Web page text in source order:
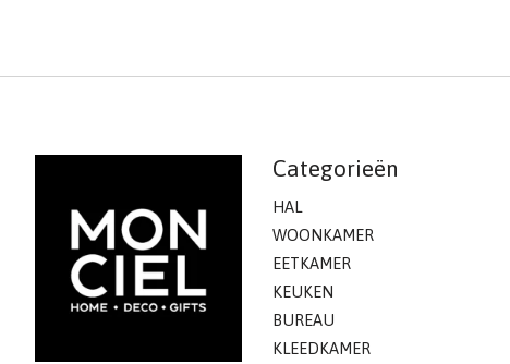
Categorieën
HAL
WOONKAMER
EETKAMER
KEUKEN
BUREAU
KLEEDKAMER